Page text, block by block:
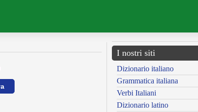
I nostri siti
Dizionario italiano
Grammatica italiana
Verbi Italiani
Dizionario latino